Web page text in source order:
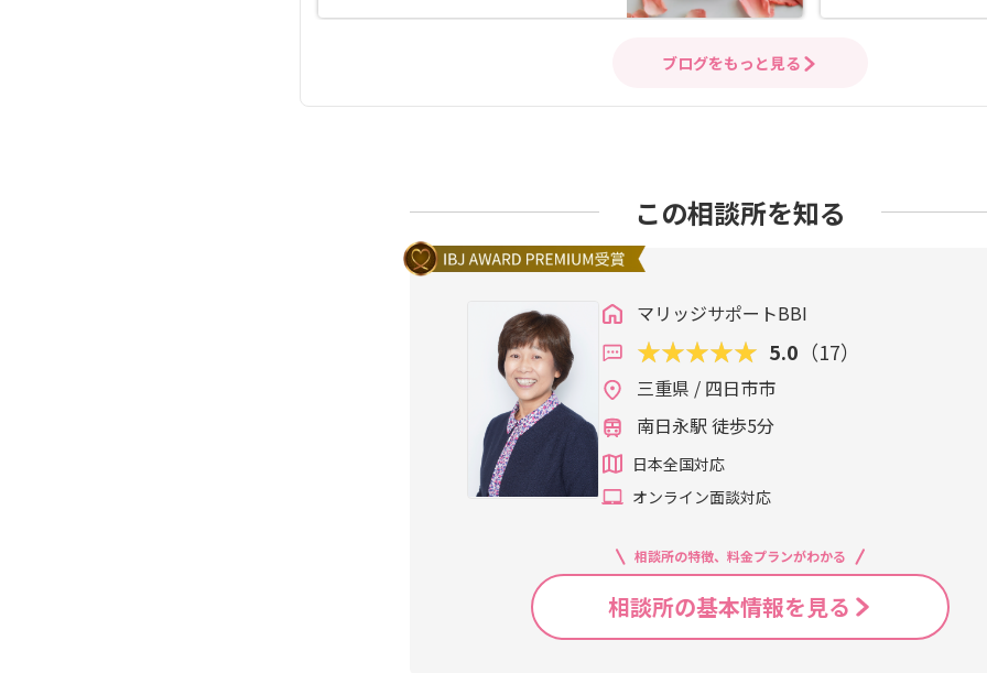
ブログをもっと見る
この相談所を知る
マリッジサポートBBI
5.0 （17）
三重県 / 四日市市
南日永駅 徒歩5分
日本全国対応
オンライン面談対応
相談所の特徴、料金プランがわかる
相談所の基本情報を見る